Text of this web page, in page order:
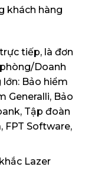
khách hàng
tiếp, là đơn
Doanh
Bảo hiểm
Generalli, Bảo
Tập đoàn
FPT Software,
Lazer